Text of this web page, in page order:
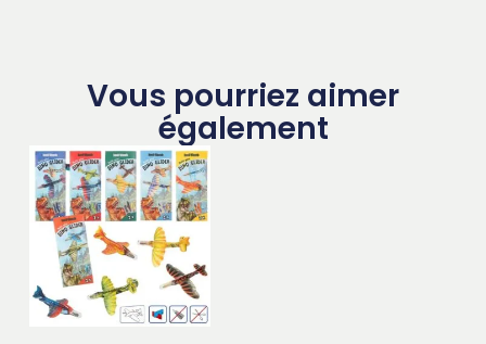
Vous pourriez aimer
également